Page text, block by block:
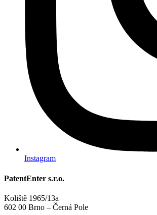
Instagram
PatentEnter s.r.o.
Koliště 1965/13a
602 00 Brno – Černá Pole